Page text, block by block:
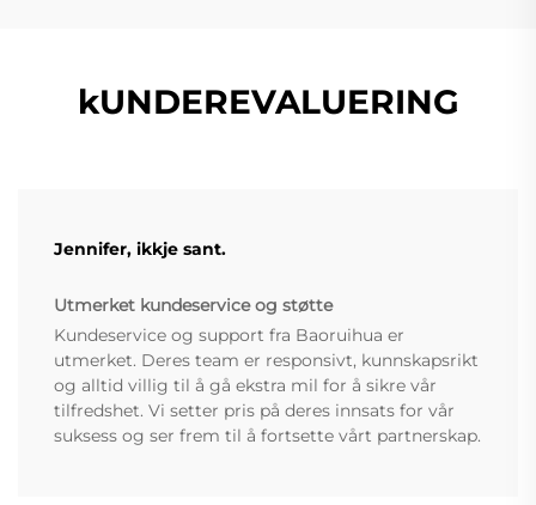
kUNDEREVALUERING
Jennifer, ikkje sant.
Utmerket kundeservice og støtte
Kundeservice og support fra Baoruihua er
utmerket. Deres team er responsivt, kunnskapsrikt
og alltid villig til å gå ekstra mil for å sikre vår
tilfredshet. Vi setter pris på deres innsats for vår
suksess og ser frem til å fortsette vårt partnerskap.